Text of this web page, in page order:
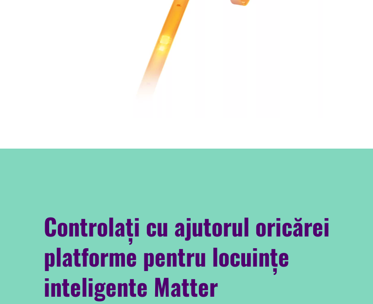
Controlați cu ajutorul oricărei
platforme pentru locuințe
inteligente Matter